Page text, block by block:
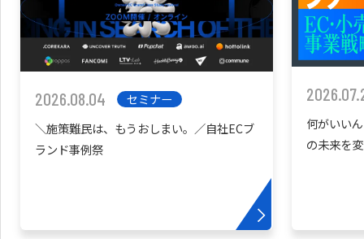
2026.08.04
セミナー
＼施策難民は、もうおしまい。／自社ECブ
ランド事例祭
何がいい
の未来を